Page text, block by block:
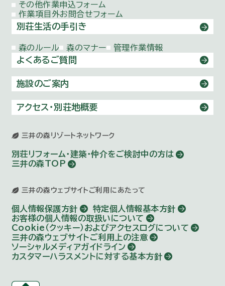
その他作業申込フォーム
作業項目外お問合せフォーム
別荘生活の手引き
森のルール 森のマナー 管理作業情報
よくあるご質問
施設のご案内
アクセス・別荘地概要
三井の森リゾートネットワーク
別荘リフォーム・建築・仲介をご検討中の方は
三井の森TOP
三井の森ウェブサイトご利用にあたって
個人情報保護方針
特定個人情報基本方針
お客様の個人情報の取扱いについて
Cookie（クッキー）およびアクセスログについて
三井の森ウェブサイトご利用上の注意
ソーシャルメディアガイドライン
カスタマーハラスメントに対する基本方針